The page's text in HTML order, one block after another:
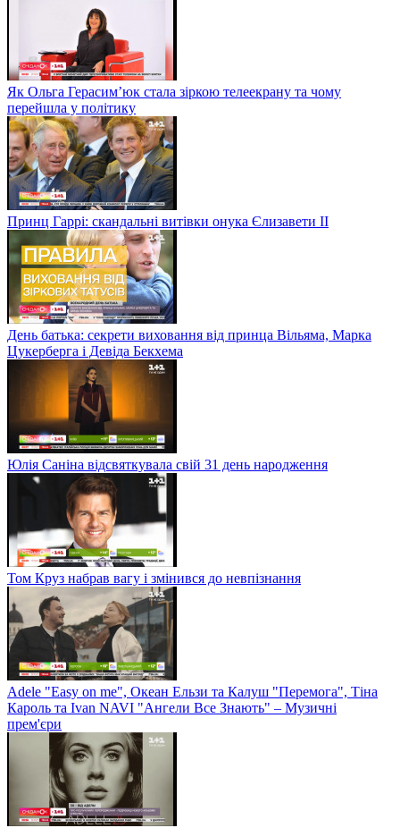
Як Ольга Герасим’юк стала зіркою телеекрану та чому
перейшла у політику
Принц Гаррі: скандальні витівки онука Єлизавети II
День батька: секрети виховання від принца Вільяма, Марка
Цукерберга і Девіда Бекхема
Юлія Саніна відсвяткувала свій 31 день народження
Том Круз набрав вагу і змінився до невпізнання
Adele "Easy on me", Океан Ельзи та Калуш "Перемога", Тіна
Кароль та Ivan NAVI "Ангели Все Знають" – Музичні
прем'єри